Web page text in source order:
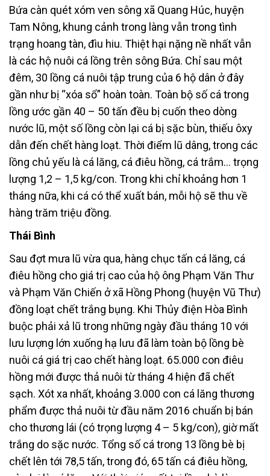
Bứa càn quét xóm ven sông xã Quang Húc, huyện
Tam Nông, khung cảnh trong làng vẫn trong tình
trạng hoang tàn, đìu hiu. Thiệt hại nặng nề nhất vẫn
là các hộ nuôi cá lồng trên sông Bứa. Chỉ sau một
đêm, 30 lồng cá nuôi tập trung của 6 hộ dân ở đây
gần như bị “xóa sổ” hoàn toàn. Toàn bộ số cá trong
lồng ước gần 40 – 50 tấn đều bị cuốn theo dòng
nước lũ, một số lồng còn lại cá bị sặc bùn, thiếu ôxy
dẫn đến chết hàng loạt. Thời điểm lũ dâng, trong các
lồng chủ yếu là cá lăng, cá điêu hồng, cá trắm… trọng
lượng 1,2 – 1,5 kg/con. Trong khi chỉ khoảng hơn 1
tháng nữa, khi cá có thể xuất bán, mỗi hộ sẽ thu về
hàng trăm triệu đồng.
Thái Bình
Sau đợt mưa lũ vừa qua, hàng chục tấn cá lăng, cá
điêu hồng cho giá trị cao của hộ ông Phạm Văn Thư
và Phạm Văn Chiến ở xã Hồng Phong (huyện Vũ Thư)
đồng loạt chết trắng bụng. Khi Thủy điện Hòa Bình
buộc phải xả lũ trong những ngày đầu tháng 10 với
lưu lượng lớn xuống hạ lưu đã làm toàn bộ lồng bè
nuôi cá giá trị cao chết hàng loạt. 65.000 con điêu
hồng mới được thả nuôi từ tháng 4 hiện đã chết
sạch. Xót xa nhất, khoảng 3.000 con cá lăng thương
phẩm được thả nuôi từ đầu năm 2016 chuẩn bị bán
cho thương lái (có trọng lượng 4 – 5 kg/con), giờ mất
trắng do sặc nước. Tổng số cá trong 13 lồng bè bị
chết lên tới 78,5 tấn, trong đó, 65 tấn cá điêu hồng,